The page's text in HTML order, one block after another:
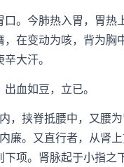
今肺热入胃，胃热
在变动为咳，背为胸
大汗。
血如豆，立已。
挟脊抵腰中，又腰
廉。又直行者，从肾
项。肾脉起于小指